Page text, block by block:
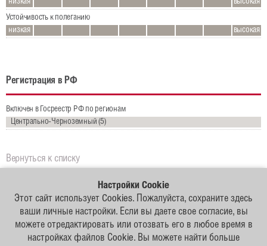
Настройки Cookie
Этот сайт использует Cookies. Пожалуйста, сохраните здесь
ваши личные настройки. Если вы даете свое согласие, вы
можете отредактировать или отозвать его в любое время в
настройках файлов Сookie. Вы можете найти больше
низкая
высокая
Устойчивость к полеганию
низкая
высокая
Регистрация в РФ
Включен в Госреестр РФ по регионам
Центрально-Черноземный (5)
Вернуться к списку
Наши
партнеры